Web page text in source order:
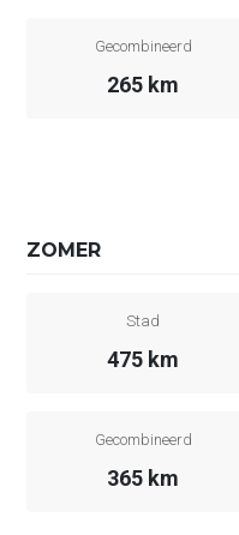
Gecombineerd
265 km
ZOMER
Stad
475 km
Gecombineerd
365 km